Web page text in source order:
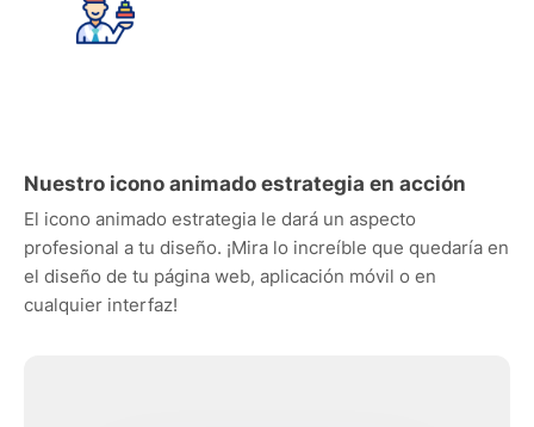
Nuestro icono animado estrategia en acción
El icono animado estrategia le dará un aspecto
profesional a tu diseño. ¡Mira lo increíble que quedaría en
el diseño de tu página web, aplicación móvil o en
cualquier interfaz!